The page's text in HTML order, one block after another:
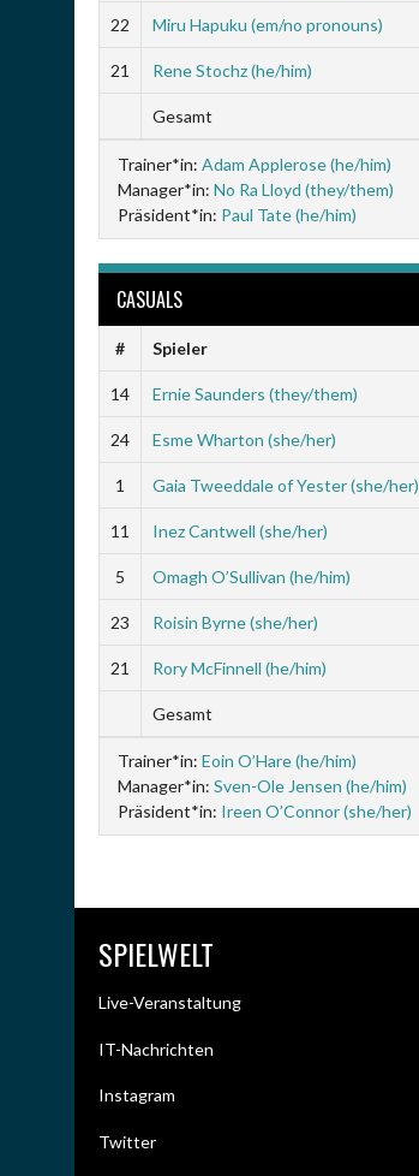
22 Miru Hapuku (em/no pronouns)
21 Rene Stochz (he/him)
Gesamt
Trainer*in: Adam Applerose (he/him)
Manager*in: No Ra Lloyd (they/them)
Präsident*in: Paul Tate (he/him)
CASUALS
# Spieler
14 Ernie Saunders (they/them)
24 Esme Wharton (she/her)
1 Gaia Tweeddale of Yester (she/her)
11 Inez Cantwell (she/her)
5 Omagh O’Sullivan (he/him)
23 Roisin Byrne (she/her)
21 Rory McFinnell (he/him)
Gesamt
Trainer*in: Eoin O’Hare (he/him)
Manager*in: Sven-Ole Jensen (he/him)
Präsident*in: Ireen O’Connor (she/her)
SPIELWELT
Live-Veranstaltung
IT-Nachrichten
Instagram
Twitter